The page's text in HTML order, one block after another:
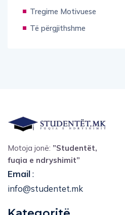
Tregime Motivuese
Të përgjithshme
Motoja jonë: ”Studentët,
fuqia e ndryshimit”
Email:
info@studentet.mk